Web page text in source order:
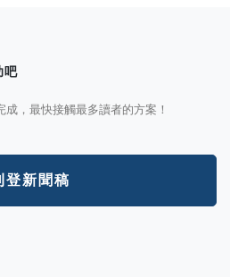
吧
，最快接觸最多讀者的方案！
登新聞稿